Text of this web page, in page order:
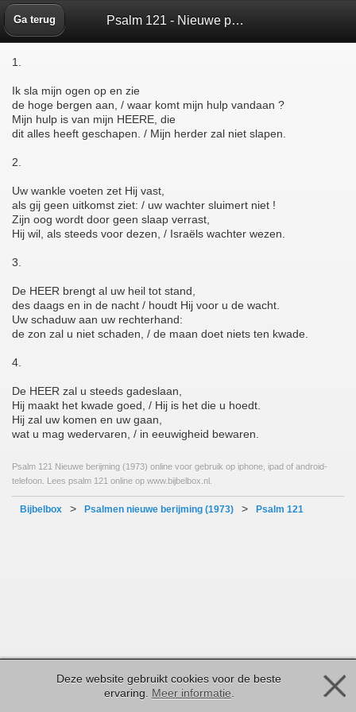
Ga terug Psalm 121 - Nieuwe psalmberijming 1973 - Bijbelbox
1.
Ik sla mijn ogen op en zie
de hoge bergen aan, / waar komt mijn hulp vandaan ?
Mijn hulp is van mijn HEERE, die
dit alles heeft geschapen. / Mijn herder zal niet slapen.
2.
Uw wankle voeten zet Hij vast,
als gij geen uitkomst ziet: / uw wachter sluimert niet !
Zijn oog wordt door geen slaap verrast,
Hij wil, als steeds voor dezen, / Israëls wachter wezen.
3.
De HEER brengt al uw heil tot stand,
des daags en in de nacht / houdt Hij voor u de wacht.
Uw schaduw aan uw rechterhand:
de zon zal u niet schaden, / de maan doet niets ten kwade.
4.
De HEER zal u steeds gadeslaan,
Hij maakt het kwade goed, / Hij is het die u hoedt.
Hij zal uw komen en uw gaan,
wat u mag wedervaren, / in eeuwigheid bewaren.
Psalm 121 Nieuwe berijming (1973) online voor gebruik op iphone, ipad of android-
telefoon. Lees psalm 121 online op www.bijbelbox.nl.
Bijbelbox > Psalmen nieuwe berijming (1973) > Psalm 121
Deze website gebruikt cookies voor de beste
ervaring. Meer informatie